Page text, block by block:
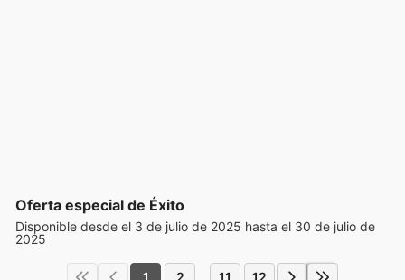
Oferta especial de Éxito
Disponible desde el 3 de julio de 2025 hasta el 30 de julio de
2025
1 2 11 12